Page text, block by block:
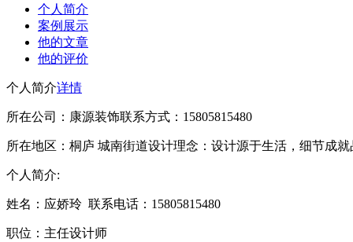
个人简介
案例展示
他的文章
他的评价
个人简介详情
所在公司：康源装饰联系方式：15805815480
所在地区：桐庐 城南街道设计理念：设计源于生活，细节成就
个人简介:
姓名：应娇玲 联系电话：15805815480
职位：主任设计师